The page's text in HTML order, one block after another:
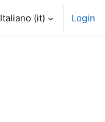
Italiano ‎(it)‎ Login